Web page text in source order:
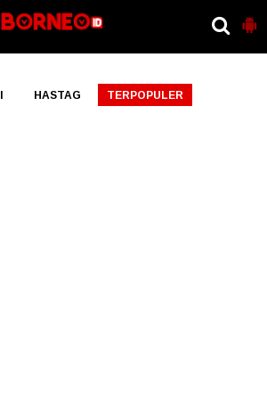
HASTAG TERPOPULER